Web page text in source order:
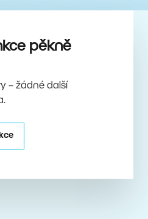
pěkně
– žádné další